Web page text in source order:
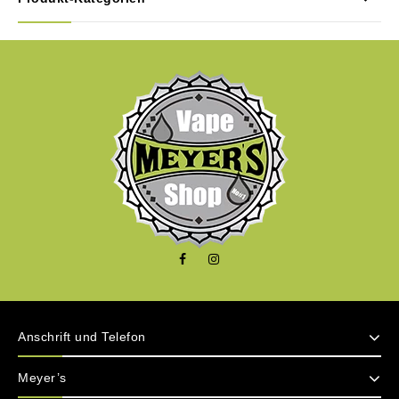
Anschrift und Telefon
Meyer’s